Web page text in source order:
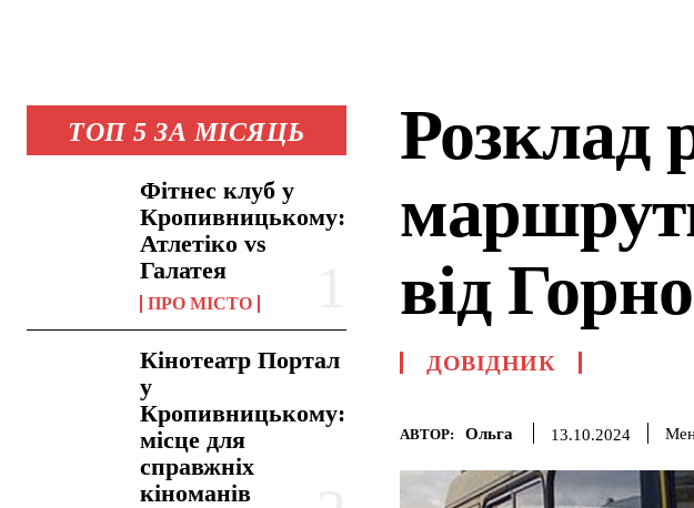
ТОП 5 ЗА МІСЯЦЬ
Фітнес клуб у
Кропивницькому:
Атлетіко vs
Галатея
ПРО МІСТО
Кінотеатр Портал
у
Кропивницькому:
місце для
справжніх
кіноманів
Розклад
від
ДОВІДНИК
АВТОР: Ольга 13.10.2024